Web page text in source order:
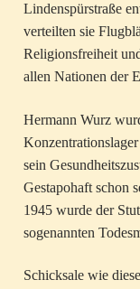
Lindenspürstraße
verteilten sie
Religionsfreiheit
allen Nationen der
Hermann Wurz
sein
Gestapohaft schon
1945 wurde der
sogenannten
Schicksale wie